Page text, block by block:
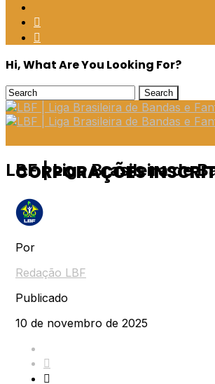
Hi, What Are You Looking For?
LBF | Liga Brasileira de
CORPORAÇÕES
Por
Redação LBF
Publicado
10 de novembro de 2025